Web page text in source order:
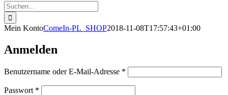
Suche
nach:
Mein KontoComeIn-PL_SHOP2018-11-08T17:57:43+01:00
Anmelden
Benutzername oder E-Mail-Adresse *
Passwort *